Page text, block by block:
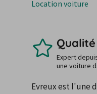
Location voiture
Expert
une voiture
Evreux est l'une